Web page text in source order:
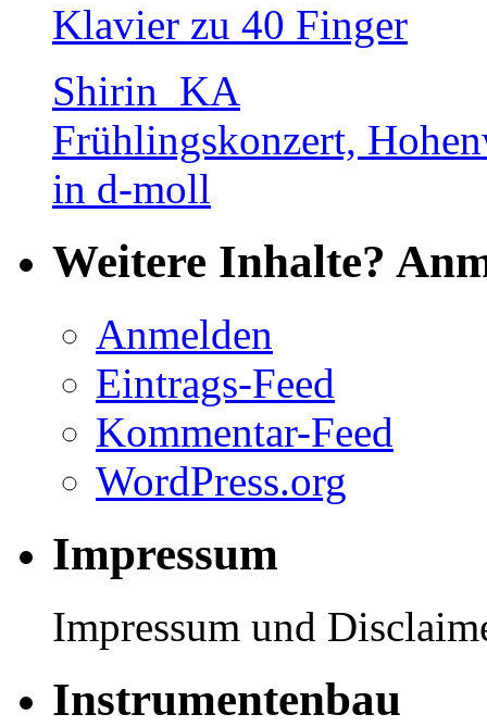
Klavier zu 40 Finger
Shirin_KA
Frühlingskonzert,
in d-moll
Weitere Inhalte?
Anmelden
Eintrags-Feed
Kommentar-Feed
WordPress.org
Impressum
Impressum und
Instrumentenbau